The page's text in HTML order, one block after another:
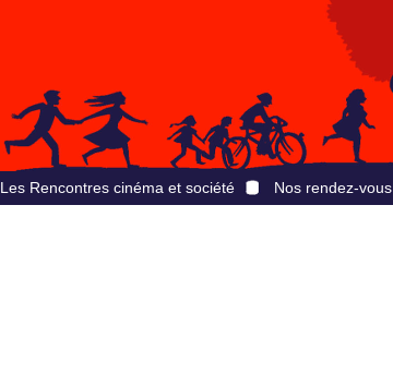
Les Rencontres cinéma et société Nos rendez-vous